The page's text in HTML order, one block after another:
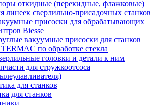
откидные (перекидные, флажковые)
линеек сверлильно-присадочных станков
присоски для обрабатывающих
Biesse
вакуумные присоски для станков
по обработке стекла
головки и детали к ним
для стружкоотсоса
для станков
для станков